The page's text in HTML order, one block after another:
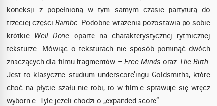
koneksji z popełnioną w tym samym czasie partyturą do
trzeciej częściRambo. Podobne wrażenia pozostawia po sobie
krótkie Well Done oparte na charakterystycznej rytmicznej
teksturze. Mówiąc o teksturach nie sposób pominąć dwóch
znaczących dla filmu fragmentów –Free Minds oraz The Birth.
Jest to klasyczne studium underscore’ingu Goldsmitha, które
choć na płycie szału nie robi, to w filmie sprawuje się wręcz
wybornie. Tyle jeżeli chodzi o „expanded score”.